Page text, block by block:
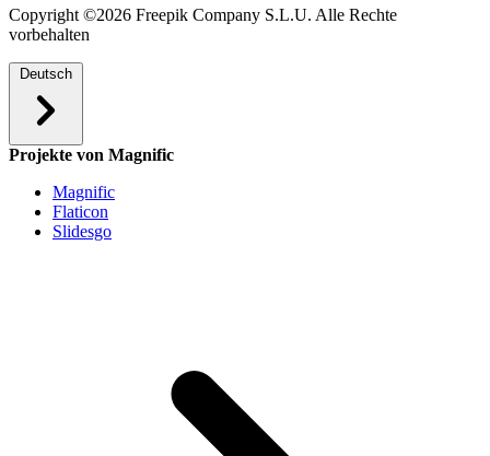
Copyright ©2026 Freepik Company S.L.U. Alle Rechte
vorbehalten
Deutsch
Projekte von Magnific
Magnific
Flaticon
Slidesgo